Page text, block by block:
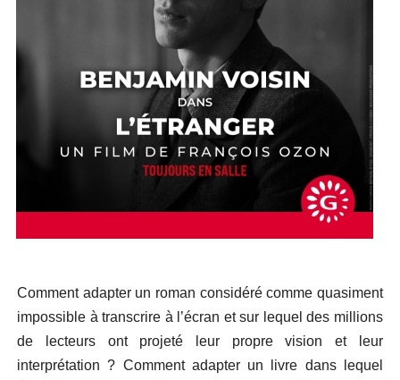
Comment adapter un roman considéré comme quasiment
impossible à transcrire à l’écran et sur lequel des millions
de lecteurs ont projeté leur propre vision et leur
interprétation ? Comment adapter un livre dans lequel